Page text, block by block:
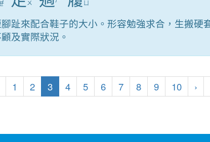
ㄨ
趾來配合鞋子的大小。形容勉強求合，生搬硬
及實際狀況。
一頁
1 2 3(目前頁次)
4 5 6 7 8 9 10 ›下